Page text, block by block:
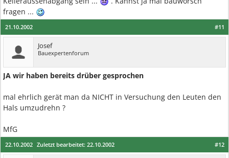
fragen ...
#11
21.10.2002
Josef
Bauexpertenforum
JA wir haben bereits drüber gesprochen
mal ehrlich gerät man da NICHT in Versuchung den Leuten den
Hals umzudrehn ?
MfG
#12
22.10.2002 Zuletzt bearbeitet: 22.10.2002